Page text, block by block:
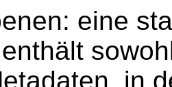
eine
in